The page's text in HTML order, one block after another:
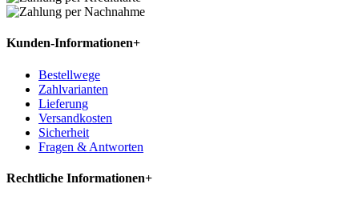
Kunden-Informationen+
Bestellwege
Zahlvarianten
Lieferung
Versandkosten
Sicherheit
Fragen & Antworten
Rechtliche Informationen+